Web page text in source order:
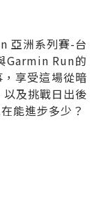
亞洲系列賽-台
Garmin Run的
享受這場從暗
及挑戰日出後
能進步多少？